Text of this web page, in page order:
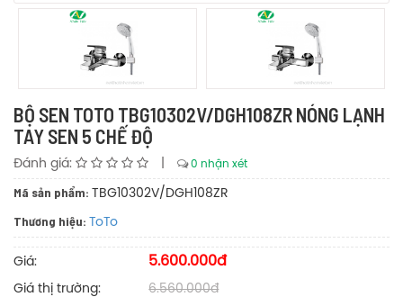
BỘ SEN TOTO TBG10302V/DGH108ZR NÓNG LẠNH
TAY SEN 5 CHẾ ĐỘ
Đánh giá: 0 nhận xét
Mã sản phẩm: TBG10302V/DGH108ZR
Thương hiệu: ToTo
Giá: 5.600.000đ
Giá thị trường: 6.560.000đ